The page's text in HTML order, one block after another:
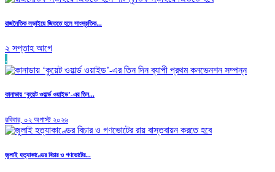
রাজনৈতিক লড়াইয়ে জিততে হলে সাংস্কৃতিক...
২ সপ্তাহ আগে
.
কানাডায় ‘কুয়েট ওয়ার্ল্ড ওয়াইড’-এর তিন...
রবিবার, ০২ অগাস্ট ২০২৬
জুলাই হত্যাকাণ্ডের বিচার ও গণভোটের...